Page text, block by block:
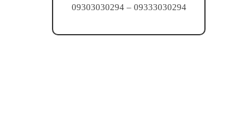
09333030294 – 09303030294